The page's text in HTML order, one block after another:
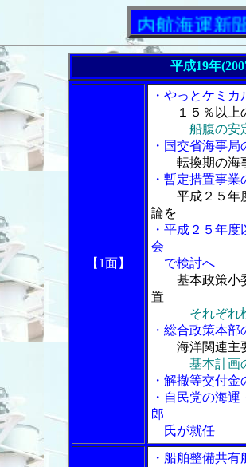
「内航海運新聞」ニ
平成19年
【1面】
・やっとケミ
１５％以上
船腹の安
・国交省海事
転換期の海
・暫定措置事
平成２５年
論を
・平成２５年
会
で検討へ
基本政策小
置
それぞれ
・総合政策本
海洋関連主
基本計画
・解撤等交付
・自民党の海
郎
氏が就任
・船舶整備共